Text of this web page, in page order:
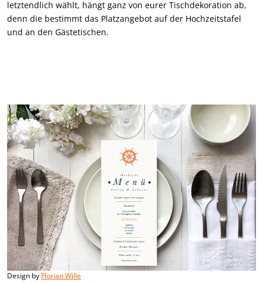
letztendlich wählt, hängt ganz von eurer Tischdekoration ab,
denn die bestimmt das Platzangebot auf der Hochzeitstafel
und an den Gästetischen.
Design by Florian Wille